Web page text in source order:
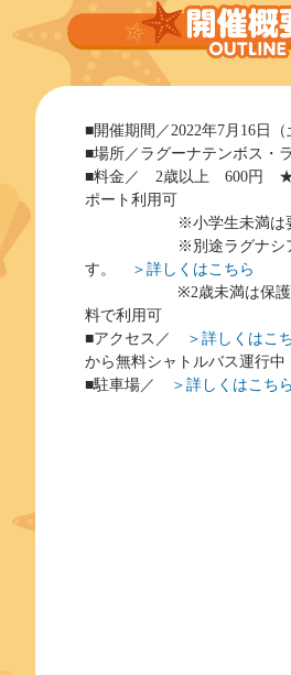
■開催期間／2022年7月16日
■場所／ラグーナテンボス・
■料金／ 2歳以上 600円 ★
ポート利用可
※小学生未満は要
※別途ラグナシア入
す。
＞詳しくはこちら
※2歳未満は保護者
料で利用可
■アクセス／
＞詳しくはこ
から無料シャトルバス運行中
■駐車場／
＞詳しくはこちら